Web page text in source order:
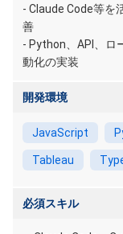
- Claude Code等を
善
- Python、API、ロ
動化の実装
開発環境
JavaScript
Tableau
必須スキル